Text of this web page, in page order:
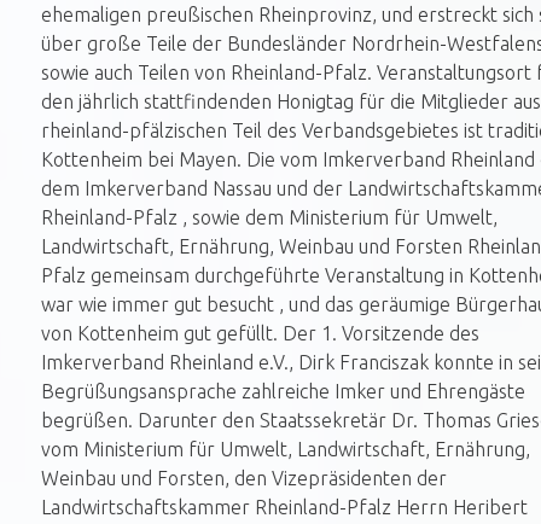
ehemaligen preußischen Rheinprovinz, und erstreckt sich
über große Teile der Bundesländer Nordrhein-
sowie auch Teilen von Rheinland-Pfalz. Veranstaltungsort
den jährlich stattfindenden Honigtag für die Mitglieder
rheinland-pfälzischen Teil des Verbandsgebietes ist
Kottenheim bei Mayen. Die vom Imkerverband Rheinland
dem Imkerverband Nassau und der
Rheinland-Pfalz , sowie dem Ministerium für Umwelt,
Landwirtschaft, Ernährung, Weinbau und Forsten
Pfalz gemeinsam durchgeführte Veranstaltung in
war wie immer gut besucht , und das geräumige
von Kottenheim gut gefüllt. Der 1. Vorsitzende des
Imkerverband Rheinland e.V., Dirk Franciszak konnte in
Begrüßungsansprache zahlreiche Imker und Ehrengäste
begrüßen. Darunter den Staatssekretär Dr. Thomas
vom Ministerium für Umwelt, Landwirtschaft, Ernährung,
Weinbau und Forsten, den Vizepräsidenten der
Landwirtschaftskammer Rheinland-Pfalz Herrn Heribert